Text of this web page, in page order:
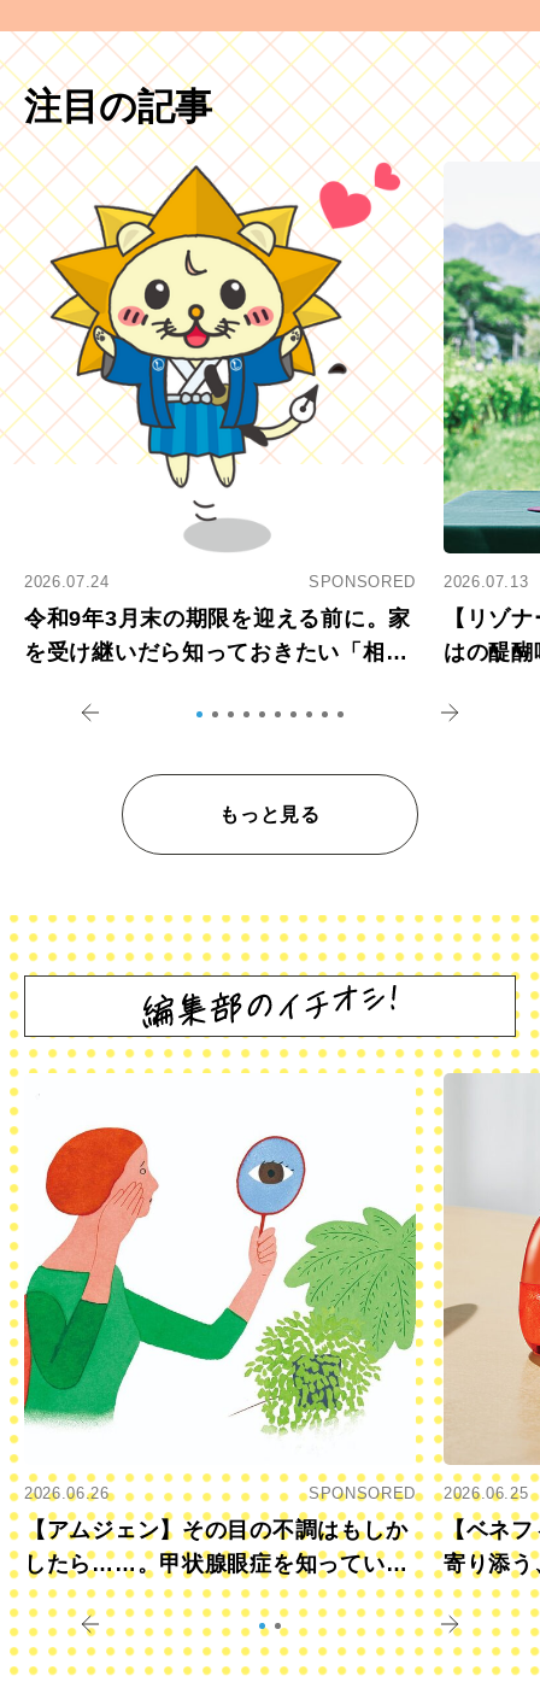
注目の記事
2026.07.24 SPONSORED
令和9年3月末の期限を迎える前に。家
を受け継いだら知っておきたい「相続
2026.07.13
【リゾ
はの醍
もっと見る
2026.06.26 SPONSORED
【アムジェン】その目の不調はもしか
したら……。甲状腺眼症を知っていま
すか？
2026.06.25
【ベネフ
寄り添う
きに